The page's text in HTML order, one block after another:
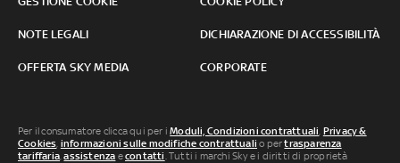
NOTE LEGALI DICHIARAZIONE DI ACCESSIBILITÀ
OFFERTA SKY MEDIA CORPORATE
Per il consumatore clicca qui per iModuli, Condizioni contrattuali Privacy &
Cookies informazioni sulle modifiche contrattuali o pertrasparenza
tariffaria ,assistenza econtatti . Tutti i marchi Sky e i diritti di proprietà